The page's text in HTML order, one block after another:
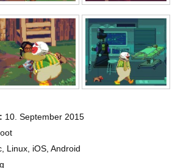
10. September 2015
Linux, iOS, Android